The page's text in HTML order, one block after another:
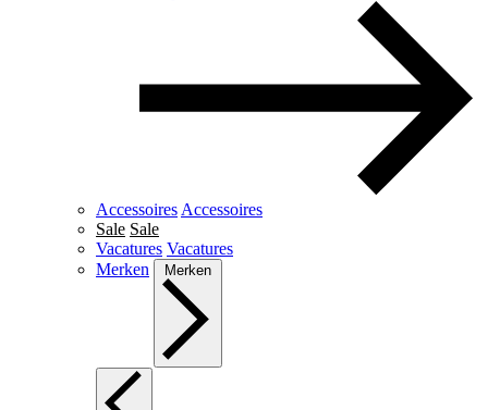
Accessoires Accessoires
Sale Sale
Vacatures Vacatures
Merken
Merken